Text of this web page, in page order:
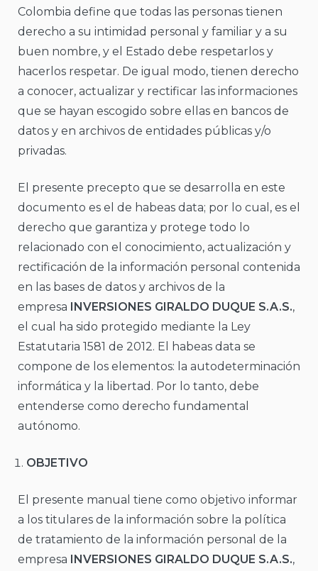
Colombia define que todas las personas tienen
derecho a su intimidad personal y familiar y a su
buen nombre, y el Estado debe respetarlos y
hacerlos respetar. De igual modo, tienen derecho
a conocer, actualizar y rectificar las informaciones
que se hayan escogido sobre ellas en bancos de
datos y en archivos de entidades públicas y/o
privadas.
El presente precepto que se desarrolla en este
documento es el de habeas data; por lo cual, es el
derecho que garantiza y protege todo lo
relacionado con el conocimiento, actualización y
rectificación de la información personal contenida
en las bases de datos y archivos de la
empresa INVERSIONES GIRALDO DUQUE S.A.S.,
el cual ha sido protegido mediante la Ley
Estatutaria 1581 de 2012. El habeas data se
compone de los elementos: la autodeterminación
informática y la libertad. Por lo tanto, debe
entenderse como derecho fundamental
autónomo.
OBJETIVO
El presente manual tiene como objetivo informar
a los titulares de la información sobre la política
de tratamiento de la información personal de la
empresa INVERSIONES GIRALDO DUQUE S.A.S.,